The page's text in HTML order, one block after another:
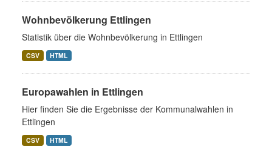
Wohnbevölkerung Ettlingen
Statistik über die Wohnbevölkerung in Ettlingen
CSV HTML
Europawahlen in Ettlingen
Hier finden Sie die Ergebnisse der Kommunalwahlen in
Ettlingen
CSV HTML